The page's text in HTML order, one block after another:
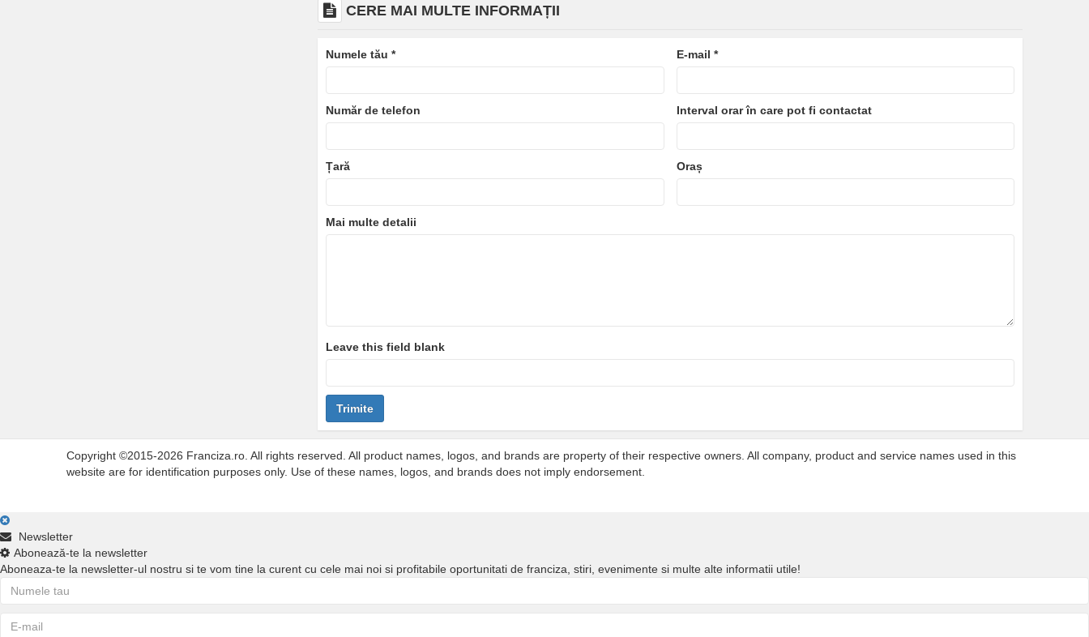
CERE MAI MULTE INFORMAȚII
Numele tău * E-mail *
Număr de telefon Interval orar în care pot fi contactat
Țară Oraș
Mai multe detalii
Leave this field blank
Trimite
Copyright ©2015-2026 Franciza.ro. All rights reserved. All product names, logos, and brands are property of their respective owners. All company, product and service names used in this
website are for identification purposes only. Use of these names, logos, and brands does not imply endorsement.
Newsletter
Abonează-te la newsletter
Aboneaza-te la newsletter-ul nostru si te vom tine la curent cu cele mai noi si profitabile oportunitati de franciza, stiri, evenimente si multe alte informatii utile!